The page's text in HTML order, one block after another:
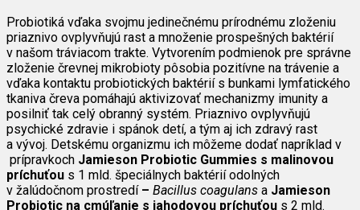
Probiotiká vďaka svojmu jedinečnému prírodnému zloženiu
priaznivo ovplyvňujú rast a množenie prospešných baktérií
v našom tráviacom trakte. Vytvorením podmienok pre správne
zloženie črevnej mikrobioty pôsobia pozitívne na trávenie a
vďaka kontaktu probiotických baktérií s bunkami lymfatického
tkaniva čreva pomáhajú aktivizovať mechanizmy imunity a
posilniť tak celý obranný systém. Priaznivo ovplyvňujú
psychické zdravie i spánok detí, a tým aj ich zdravý rast
a vývoj. Detskému organizmu ich môžeme dodať napríklad v
prípravkoch Jamieson Probiotic Gummies s malinovou
príchuťou s 1 mld. špeciálnych baktérií odolných
v žalúdočnom prostredí– Bacillus coagulans a Jamieson
Probiotic na cmúľanie s jahodovou príchuťou s 2 mld.